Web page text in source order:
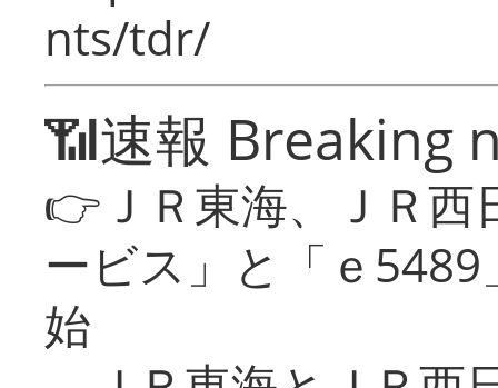
nts/tdr/
📶速報 Breaking
👉ＪＲ東海、ＪＲ
ービス」と「ｅ
始